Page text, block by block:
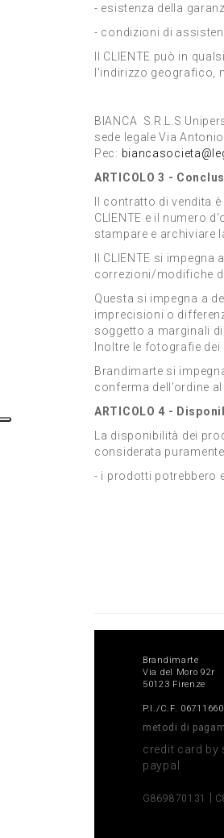
- esistenza della
- condizioni di
Il CLIENTE può in
l'indirizzo geografico,
BIANCA S.R.L.S
sede legale Via
Pec:
ARTICOLO 3 -
Il contratto di vendita
CLIENTE e il numero
stampare e archiviare
Il CLIENTE si
correzioni/modifiche
Questa si impegna a
imprecisioni o
soggetto a marginali
Inoltre le fotografie
Brandimarte si
conferma dell’ordine al
ARTICOLO 4 -
La disponibilità dei
considerata
- i prodotti potrebbero
Brandimarte
Via del Moro 92r
50123 Firenze
P.I./C.F.
metodi di
credit card by
paypal
G869870131